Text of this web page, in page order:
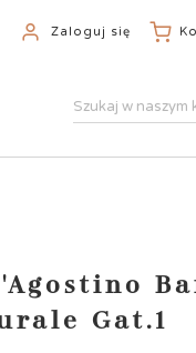
Zaloguj się
Gat.1